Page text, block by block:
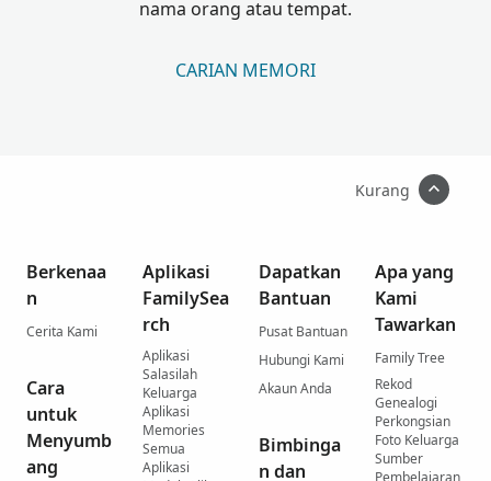
nama orang atau tempat.
CARIAN MEMORI
Kurang
Berkenaa
n
Cerita Kami
Cara
untuk
Menyumb
ang
Aplikasi
FamilySea
rch
Aplikasi
Salasilah
Keluarga
Aplikasi
Memories
Semua
Aplikasi
Dapatkan
Bantuan
Pusat Bantuan
Hubungi Kami
Akaun Anda
Bimbinga
n dan
Apa yang
Kami
Tawarkan
Family Tree
Rekod
Genealogi
Perkongsian
Foto Keluarga
Sumber